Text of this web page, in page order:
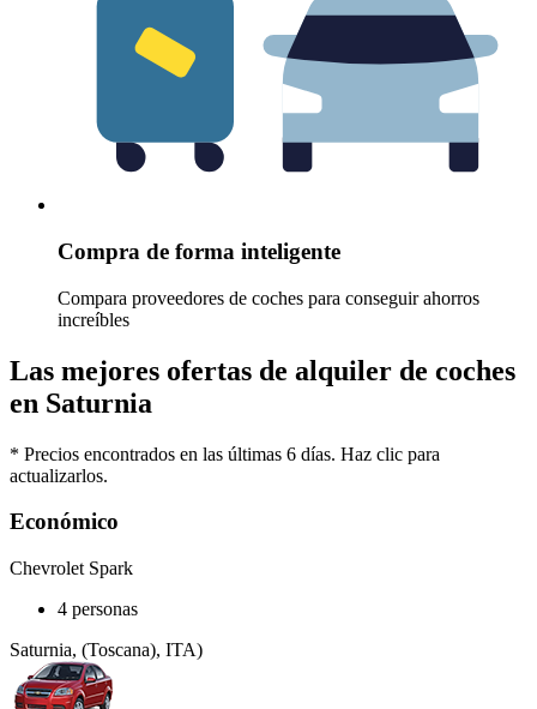
Compra de forma inteligente
Compara proveedores de coches para conseguir ahorros
increíbles
Las mejores ofertas de alquiler de coches
en Saturnia
* Precios encontrados en las últimas 6 días. Haz clic para
actualizarlos.
Económico
Chevrolet Spark
4 personas
Saturnia, (Toscana), ITA)